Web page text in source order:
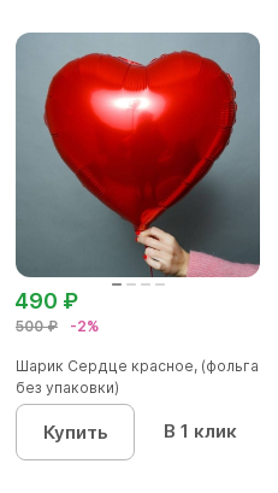
500 ₽ -2%
490 ₽
Шарик Сердце красное, (фольга
без упаковки)
Купить В 1 клик